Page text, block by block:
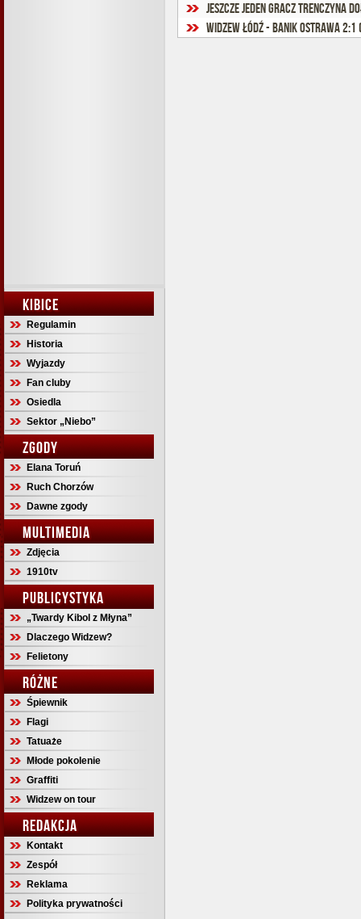
KIBICE
Regulamin
Historia
Wyjazdy
Fan cluby
Osiedla
Sektor „Niebo”
ZGODY
Elana Toruń
Ruch Chorzów
Dawne zgody
MULTIMEDIA
Zdjęcia
1910tv
PUBLICYSTYKA
„Twardy Kibol z Młyna”
Dlaczego Widzew?
Felietony
RÓŻNE
Śpiewnik
Flagi
Tatuaże
Młode pokolenie
Graffiti
Widzew on tour
REDAKCJA
Kontakt
Zespół
Reklama
Polityka prywatności
Jeszcze jeden gracz Trenczyna
Widzew Łódź - Banik Ostrawa 2:1